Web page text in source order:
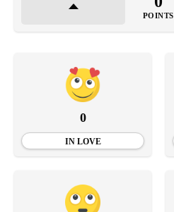
POINTS
0
IN LOVE